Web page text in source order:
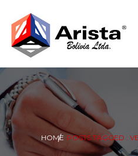
HOME POSTS TAGGED :